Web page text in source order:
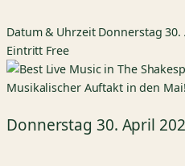
Datum & Uhrzeit Donnerstag 30.
Eintritt Free
Donnerstag 30. April